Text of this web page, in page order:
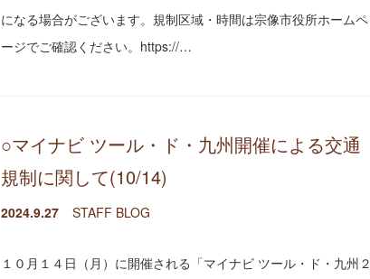
になる場合がございます。規制区域・時間は宗像市役所ホームペ
ージでご確認ください。https://…
○マイナビ ツール・ド・九州開催による交通
規制に関して(10/14)
2024.9.27 STAFF BLOG
１０月１４日（月）に開催される「マイナビ ツール・ド・九州２